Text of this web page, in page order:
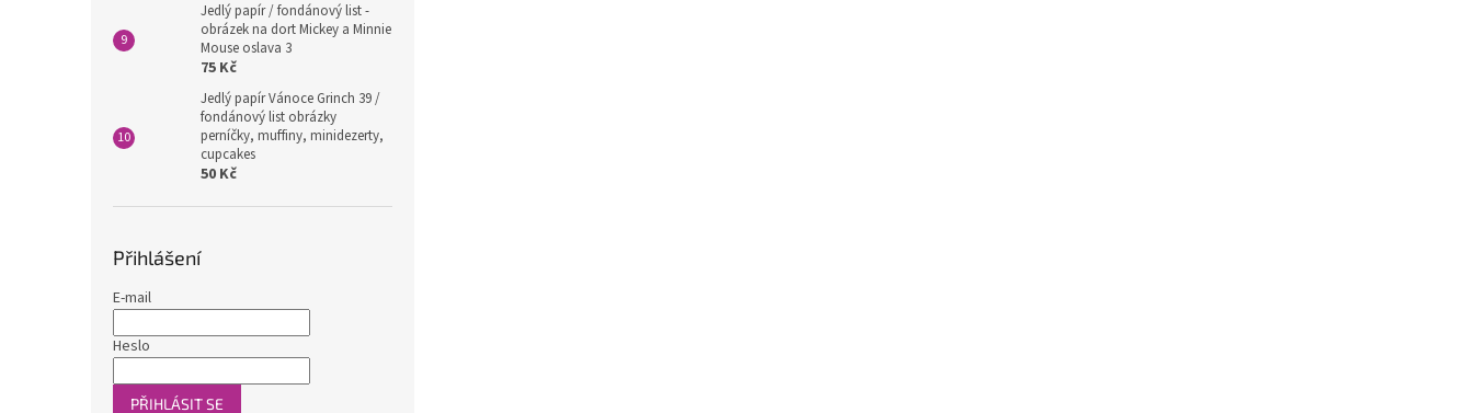
Jedlý papír / fondánový list -
obrázek na dort Mickey a Minnie
Mouse oslava 3
75 Kč
Jedlý papír Vánoce Grinch 39 /
fondánový list obrázky
perníčky, muffiny, minidezerty,
cupcakes
50 Kč
Přihlášení
E-mail
Heslo
PŘIHLÁSIT SE